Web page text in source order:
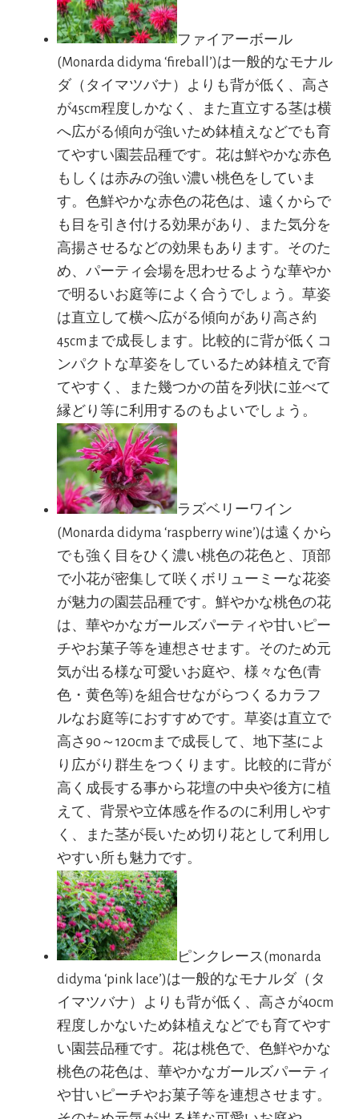
ファイアーボール
(Monarda didyma ‘fireball’)は一般的なモナル
ダ（タイマツバナ）よりも背が低く、高さ
が45cm程度しかなく、また直立する茎は横
へ広がる傾向が強いため鉢植えなどでも育
てやすい園芸品種です。花は鮮やかな赤色
もしくは赤みの強い濃い桃色をしていま
す。色鮮やかな赤色の花色は、遠くからで
も目を引き付ける効果があり、また気分を
高揚させるなどの効果もあります。そのた
め、パーティ会場を思わせるような華やか
で明るいお庭等によく合うでしょう。草姿
は直立して横へ広がる傾向があり高さ約
45cmまで成長します。比較的に背が低くコ
ンパクトな草姿をしているため鉢植えで育
てやすく、また幾つかの苗を列状に並べて
縁どり等に利用するのもよいでしょう。
ラズベリーワイン
(Monarda didyma ‘raspberry wine’)は遠くから
でも強く目をひく濃い桃色の花色と、頂部
で小花が密集して咲くボリューミーな花姿
が魅力の園芸品種です。鮮やかな桃色の花
は、華やかなガールズパーティや甘いピー
チやお菓子等を連想させます。そのため元
気が出る様な可愛いお庭や、様々な色(青
色・黄色等)を組合せながらつくるカラフ
ルなお庭等におすすめです。草姿は直立で
高さ90～120cmまで成長して、地下茎によ
り広がり群生をつくります。比較的に背が
高く成長する事から花壇の中央や後方に植
えて、背景や立体感を作るのに利用しやす
く、また茎が長いため切り花として利用し
やすい所も魅力です。
ピンクレース(monarda
didyma ‘pink lace’)は一般的なモナルダ（タ
イマツバナ）よりも背が低く、高さが40cm
程度しかないため鉢植えなどでも育てやす
い園芸品種です。花は桃色で、色鮮やかな
桃色の花色は、華やかなガールズパーティ
や甘いピーチやお菓子等を連想させます。